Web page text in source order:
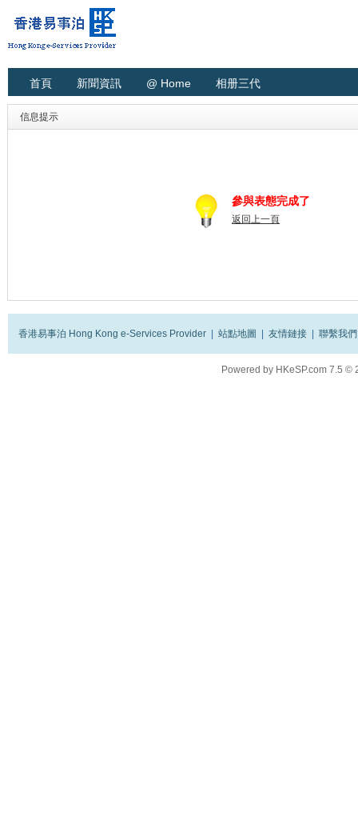
首頁 新聞資訊 @ Home 相册三代
信息提示
參與表態完成了
返回上一頁
香港易事泊 Hong Kong e-Services Provider 站點地圖 友情鏈接 聯繫我們
Powered by HKeSP.com 7.5 ©